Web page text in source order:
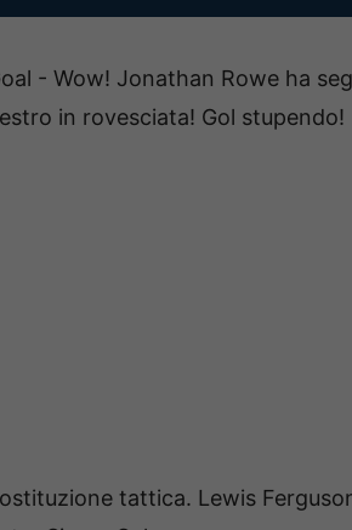
- Wow! Jonathan Rowe ha
in rovesciata! Gol stupendo!
tattica. Lewis